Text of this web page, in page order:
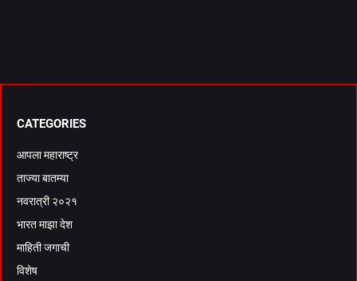
CATEGORIES
आपला महाराष्ट्र
ताज्या बातम्या
नवरात्री २०२१
भारत माझा देश
माहिती जगाची
विशेष